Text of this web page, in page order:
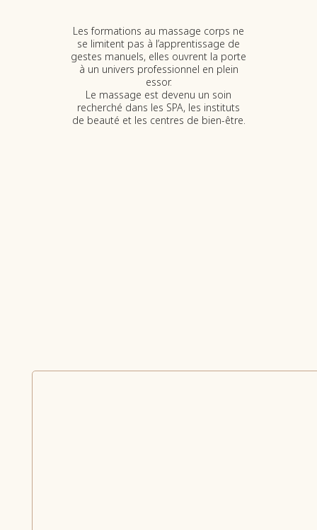
Les formations au massage corps ne
se limitent pas à l’apprentissage de
gestes manuels, elles ouvrent la porte
à un univers professionnel en plein
essor.
Le massage est devenu un soin
recherché dans les SPA, les instituts
de beauté et les centres de bien-être.